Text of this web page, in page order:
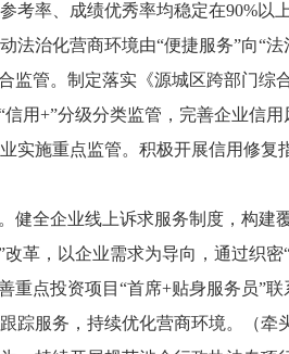
考率、成绩优秀率均稳定在90%以
治化营商环境由“便捷服务”向“法
管。制定落实《源城区跨部门综
用+”分级分类监管，完善企业信
实施重点监管。积极开展信用修
全企业线上诉求服务制度，构建
改革，以企业需求为导向，通过织
重点投资项目“首席+贴身服务员”
踪服务，持续优化营商环境。（牵